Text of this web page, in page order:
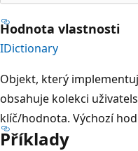
Hodnota vlastnosti
IDictionary
Objekt, který
obsahuje kolekci
klíč/hodnota. Výchozí
Příklady